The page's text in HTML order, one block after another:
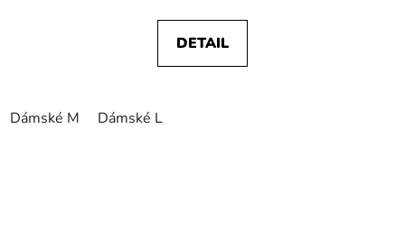
DETAIL
Dámské M Dámské L